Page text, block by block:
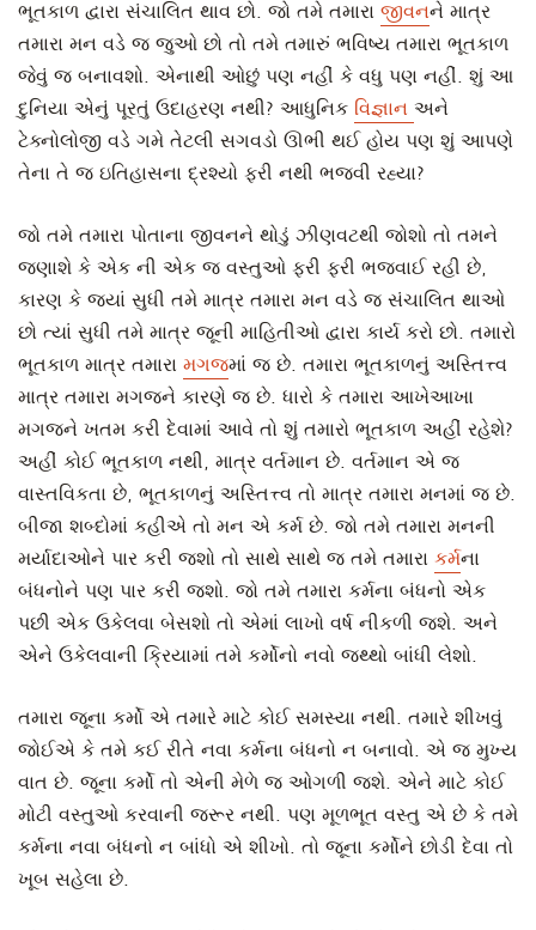
ભૂતકાળ દ્વારા સંચાલિત થાવ છો. જો તમે તમારા જીવનને માત્ર
તમારા મન વડે જ જુઓ છો તો તમે તમારું ભવિષ્ય તમારા ભૂતકાળ
જેવું જ બનાવશો. એનાથી ઓછું પણ નહીં કે વધુ પણ નહીં. શું આ
દુનિયા એનું પૂરતું ઉદાહરણ નથી? આધુનિક વિજ્ઞાન અને
ટેક્નોલોજી વડે ગમે તેટલી સગવડો ઊભી થઈ હોય પણ શું આપણે
તેના તે જ ઇતિહાસના દ્રશ્યો ફરી નથી ભજવી રહ્યા?
જો તમે તમારા પોતાના જીવનને થોડું ઝીણવટથી જોશો તો તમને
જણાશે કે એક ની એક જ વસ્તુઓ ફરી ફરી ભજવાઈ રહી છે,
કારણ કે જ્યાં સુધી તમે માત્ર તમારા મન વડે જ સંચાલિત થાઓ
છો ત્યાં સુધી તમે માત્ર જૂની માહિતીઓ દ્વારા કાર્ય કરો છો. તમારો
ભૂતકાળ માત્ર તમારા મગજમાં જ છે. તમારા ભૂતકાળનું અસ્તિત્ત્વ
માત્ર તમારા મગજને કારણે જ છે. ધારો કે તમારા આખેઆખા
મગજને ખતમ કરી દેવામાં આવે તો શું તમારો ભૂતકાળ અહીં રહેશે?
અહીં કોઈ ભૂતકાળ નથી, માત્ર વર્તમાન છે. વર્તમાન એ જ
વાસ્તવિકતા છે, ભૂતકાળનું અસ્તિત્ત્વ તો માત્ર તમારા મનમાં જ છે.
બીજા શબ્દોમાં કહીએ તો મન એ કર્મ છે. જો તમે તમારા મનની
મર્યાદાઓને પાર કરી જશો તો સાથે સાથે જ તમે તમારા કર્મના
બંધનોને પણ પાર કરી જશો. જો તમે તમારા કર્મના બંધનો એક
પછી એક ઉકેલવા બેસશો તો એમાં લાખો વર્ષ નીકળી જશે. અને
એને ઉકેલવાની ક્રિયામાં તમે કર્મોનો નવો જથ્થો બાંધી લેશો.
તમારા જૂના કર્મો એ તમારે માટે કોઈ સમસ્યા નથી. તમારે શીખવું
જોઈએ કે તમે કઈ રીતે નવા કર્મના બંધનો ન બનાવો. એ જ મુખ્ય
વાત છે. જૂના કર્મો તો એની મેળે જ ઓગળી જશે. એને માટે કોઈ
મોટી વસ્તુઓ કરવાની જરૂર નથી. પણ મૂળભૂત વસ્તુ એ છે કે તમે
કર્મના નવા બંધનો ન બાંધો એ શીખો. તો જૂના કર્મોને છોડી દેવા તો
ખૂબ સહેલા છે.